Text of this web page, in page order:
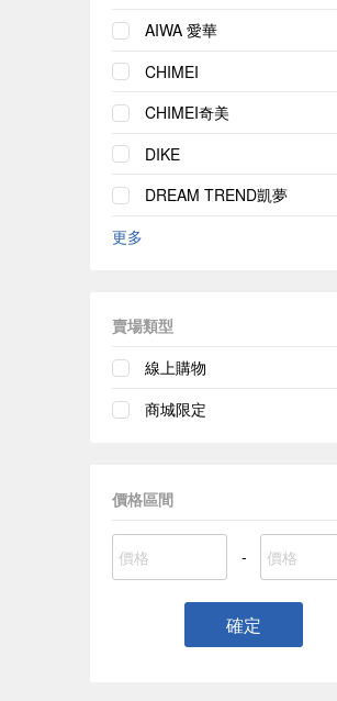
AIWA 愛華
CHIMEI
CHIMEI奇美
DIKE
DREAM TREND凱夢
更多
賣場類型
線上購物
商城限定
價格區間
-
確定